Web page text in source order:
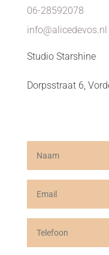
06-28592078
info@alicedevos.nl
Studio Starshine
Dorpsstraat 6,